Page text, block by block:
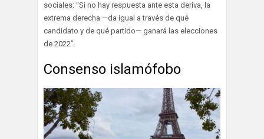
sociales: “Si no hay respuesta ante esta deriva, la
extrema derecha —da igual a través de qué
candidato y de qué partido— ganará las elecciones
de 2022”.
Consenso islamófobo